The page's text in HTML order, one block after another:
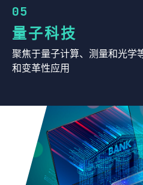
05
量子科技
聚焦于量子计算、测量和光学
和变革性应用